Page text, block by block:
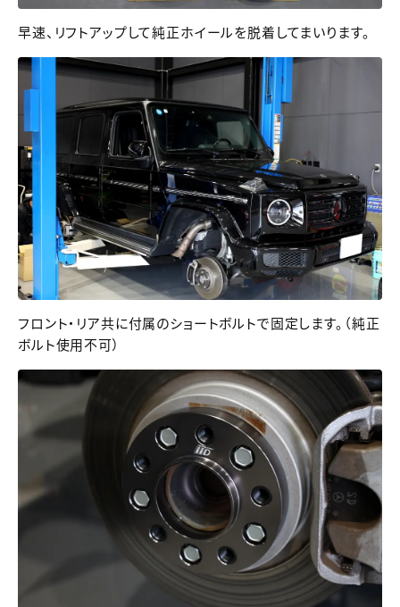
早速、リフトアップして純正ホイールを脱着してまいります。
フロント・リア共に付属のショートボルトで固定します。（純正
ボルト使用不可）